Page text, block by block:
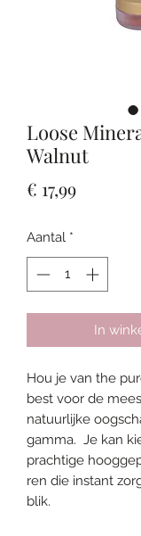
Loose
Walnut
€ 17,99Prijs
Aantal *
In
Hou je van the
best voor de
natuurlijke
gamma. Je kan
prachtige
ren die instant
blik.